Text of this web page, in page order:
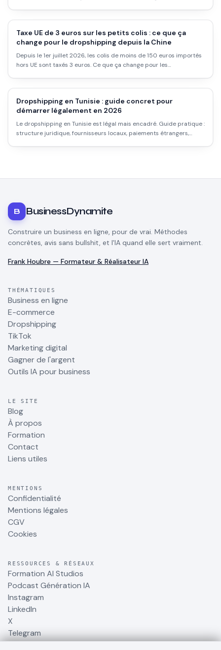
Taxe UE de 3 euros sur les petits colis : ce que ça
change pour le dropshipping depuis la Chine
Depuis le 1er juillet 2026, les colis de moins de 150 euros importés
hors UE sont taxés 3 euros. Ce que ça change pour les
Dropshipping en Tunisie : guide concret pour
démarrer légalement en 2026
Le dropshipping en Tunisie est légal mais encadré. Guide pratique :
structure juridique, fournisseurs locaux, paiements étrangers,
B BusinessDynamite
Construire un business en ligne, pour de vrai. Méthodes
concrètes, avis sans bullshit, et l'IA quand elle sert vraiment.
Frank Houbre — Formateur & Réalisateur IA
THÉMATIQUES
Business en ligne
E-commerce
Dropshipping
TikTok
Marketing digital
Gagner de l'argent
Outils IA pour business
LE SITE
Blog
À propos
Formation
Contact
Liens utiles
MENTIONS
Confidentialité
Mentions légales
CGV
Cookies
RESSOURCES & RÉSEAUX
Formation AI Studios
Podcast Génération IA
Instagram
LinkedIn
X
Telegram